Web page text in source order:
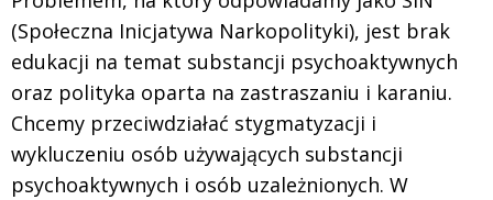
(Społeczna Inicjatywa Narkopolityki), jest brak
edukacji na temat substancji psychoaktywnych
oraz polityka oparta na zastraszaniu i karaniu.
Chcemy przeciwdziałać stygmatyzacji i
wykluczeniu osób używających substancji
psychoaktywnych i osób uzależnionych. W